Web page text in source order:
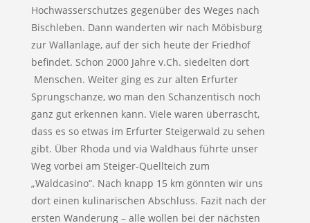
Hochwasserschutzes gegenüber des Weges nach
Bischleben. Dann wanderten wir nach Möbisburg
zur Wallanlage, auf der sich heute der Friedhof
befindet. Schon 2000 Jahre v.Ch. siedelten dort
Menschen. Weiter ging es zur alten Erfurter
Sprungschanze, wo man den Schanzentisch noch
ganz gut erkennen kann. Viele waren überrascht,
dass es so etwas im Erfurter Steigerwald zu sehen
gibt. Über Rhoda und via Waldhaus führte unser
Weg vorbei am Steiger-Quellteich zum
„Waldcasino“. Nach knapp 15 km gönnten wir uns
dort einen kulinarischen Abschluss. Fazit nach der
ersten Wanderung – alle wollen bei der nächsten